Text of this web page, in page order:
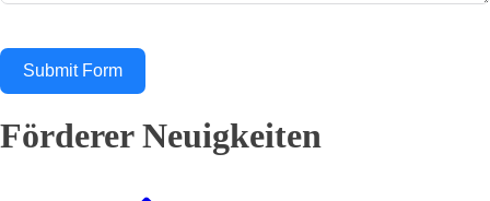
Submit Form
Förderer Neuigkeiten